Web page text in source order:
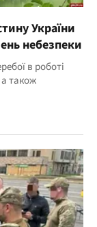
України
небезпеки
в роботі
також